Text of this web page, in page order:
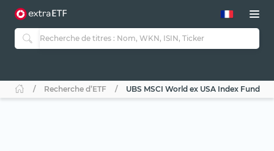
Recherche d’ETF UBS MSCI World ex USA Index Fund